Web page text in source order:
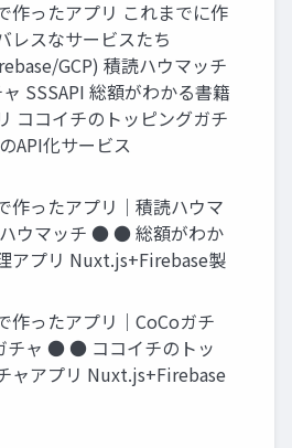
作ったアプリ これまでに作
レスなサービスたち
GCP) 積読ハウマッチ
SSSAPI 総額がわかる書籍
ココイチのトッピングガチ
API化サービス
作ったアプリ｜積読ハウマ
ウマッチ ● ● 総額がわか
アプリ Nuxt.js+Firebase製
作ったアプリ｜CoCoガチ
チャ ● ● ココイチのトッ
ャアプリ Nuxt.js+Firebase